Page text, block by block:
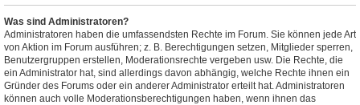
Was sind Administratoren?
Administratoren haben die umfassendsten Rechte im Forum. Sie können jede Art
von Aktion im Forum ausführen; z. B. Berechtigungen setzen, Mitglieder sperren,
Benutzergruppen erstellen, Moderationsrechte vergeben usw. Die Rechte, die
ein Administrator hat, sind allerdings davon abhängig, welche Rechte ihnen ein
Gründer des Forums oder ein anderer Administrator erteilt hat. Administratoren
können auch volle Moderationsberechtigungen haben, wenn ihnen das